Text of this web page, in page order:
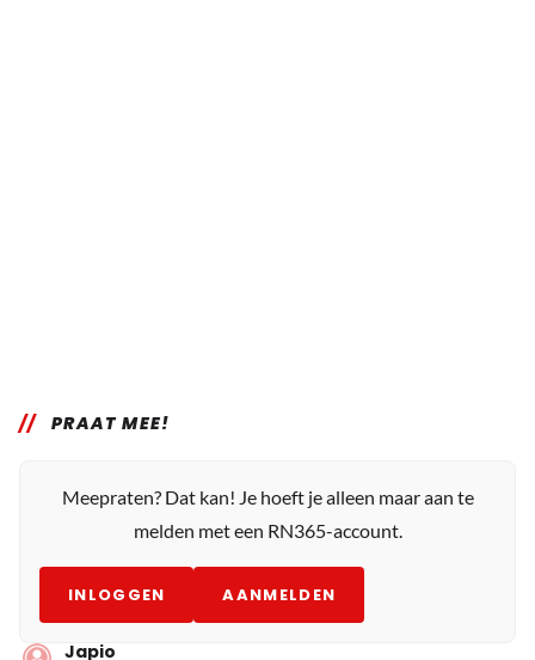
PRAAT MEE!
Meepraten? Dat kan! Je hoeft je alleen maar aan te
melden met een RN365-account.
INLOGGEN AANMELDEN
Japio